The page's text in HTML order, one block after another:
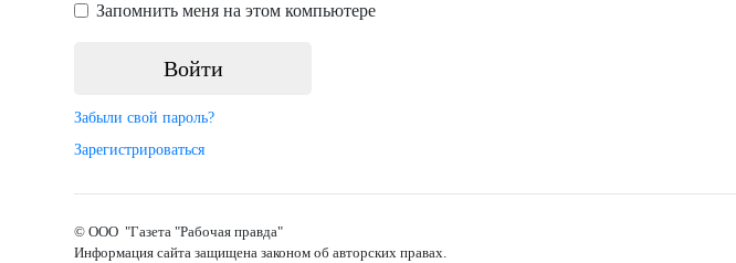
Запомнить меня на этом компьютере
Забыли свой пароль?
Зарегистрироваться
© ООО "Газета "Рабочая правда"
Информация сайта защищена законом об авторских правах.